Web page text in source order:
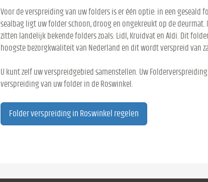
Voor de verspreiding van uw folders is er één optie: in een geseald
sealbag ligt uw folder schoon, droog en ongekreukt op de
zitten landelijk bekende folders zoals: Lidl, Kruidvat en Aldi. Dit
hoogste bezorgkwaliteit van Nederland en dit wordt verspreid van
U kunt zelf uw verspreidgebied samenstellen. Uw
verspreiding van uw folder in de Roswinkel.
Folder verspreiding in Roswinkel regelen